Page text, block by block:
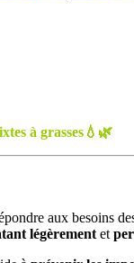
à grasses💧🌿
aux besoins
légèrement et